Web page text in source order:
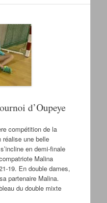
d’Oupeye
compétition de la
une belle
en demi-finale
Malina
19. En double dames,
partenaire Malina.
du double mixte